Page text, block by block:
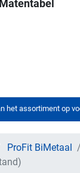
Matentabel
het assortiment op
ProFit BiMetaal